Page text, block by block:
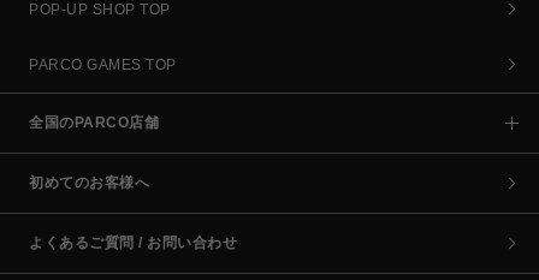
POP-UP SHOP TOP
PARCO GAMES TOP
全国のPARCO店舗
初めてのお客様へ
よくあるご質問 / お問い合わせ